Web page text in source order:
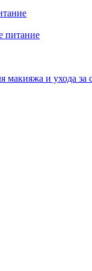
питание
макияжа и ухода за